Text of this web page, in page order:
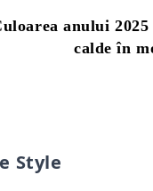
anului
calde în
Style